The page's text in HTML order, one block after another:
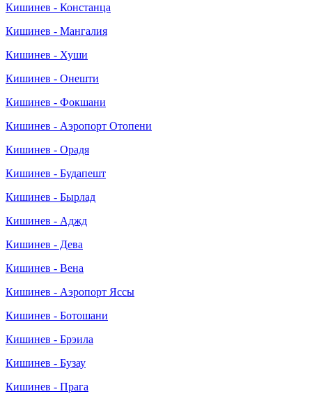
Кишинев - Констанца
Кишинев - Мангалия
Кишинев - Хуши
Кишинев - Онешти
Кишинев - Фокшани
Кишинев - Аэропорт Отопени
Кишинев - Орадя
Кишинев - Будапешт
Кишинев - Бырлад
Кишинев - Аджд
Кишинев - Дева
Кишинев - Вена
Кишинев - Аэропорт Яссы
Кишинев - Ботошани
Кишинев - Брэила
Кишинев - Бузау
Кишинев - Прага